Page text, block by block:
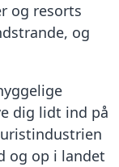
og resorts
og
dig lidt ind på
og op i landet